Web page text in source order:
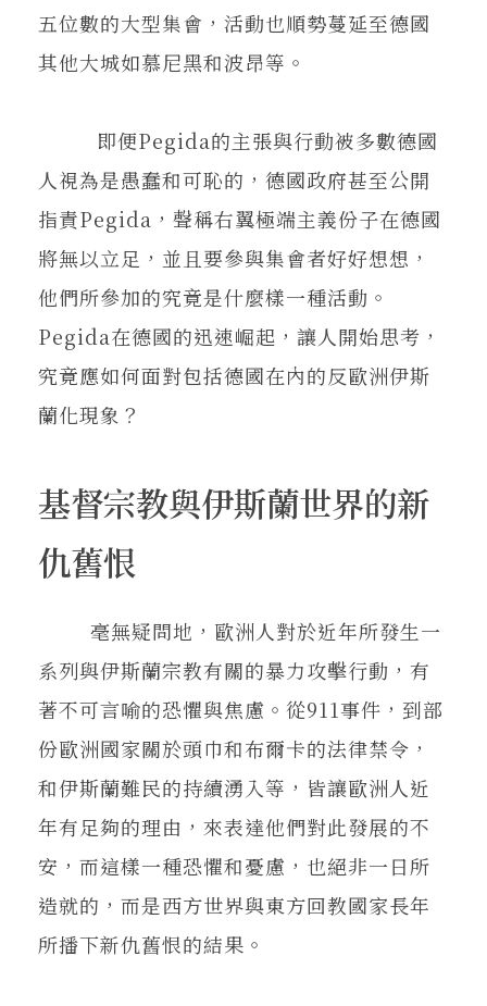
五位數的大型集會，活動也順勢蔓延至德國
其他大城如慕尼黑和波昂等。
即便Pegida的主張與行動被多數德國
人視為是愚蠢和可恥的，德國政府甚至公開
指責Pegida，聲稱右翼極端主義份子在德國
將無以立足，並且要參與集會者好好想想，
他們所參加的究竟是什麼樣一種活動。
Pegida在德國的迅速崛起，讓人開始思考，
究竟應如何面對包括德國在內的反歐洲伊斯
蘭化現象？
基督宗教與伊斯蘭世界的新
仇舊恨
毫無疑問地，歐洲人對於近年所發生一
系列與伊斯蘭宗教有關的暴力攻擊行動，有
著不可言喻的恐懼與焦慮。從911事件，到部
份歐洲國家關於頭巾和布爾卡的法律禁令，
和伊斯蘭難民的持續湧入等，皆讓歐洲人近
年有足夠的理由，來表達他們對此發展的不
安，而這樣一種恐懼和憂慮，也絕非一日所
造就的，而是西方世界與東方回教國家長年
所播下新仇舊恨的結果。